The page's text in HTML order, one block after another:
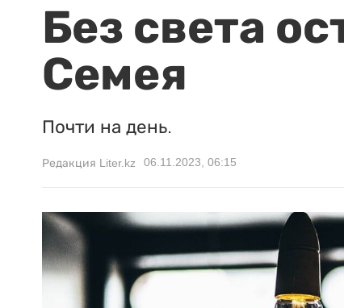
Без света
Семея
Почти на день.
Редакция Liter.kz 06.11.2023, 06:15